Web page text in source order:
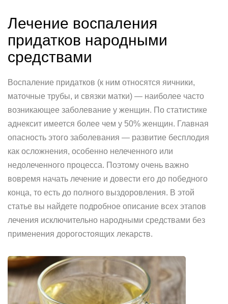
Лечение воспаления
придатков народными
средствами
Воспаление придатков (к ним относятся яичники,
маточные трубы, и связки матки) — наиболее часто
возникающее заболевание у женщин. По статистике
аднексит имеется более чем у 50% женщин. Главная
опасность этого заболевания — развитие бесплодия
как осложнения, особенно нелеченного или
недолеченного процесса. Поэтому очень важно
вовремя начать лечение и довести его до победного
конца, то есть до полного выздоровления. В этой
статье вы найдете подробное описание всех этапов
лечения исключительно народными средствами без
применения дорогостоящих лекарств.